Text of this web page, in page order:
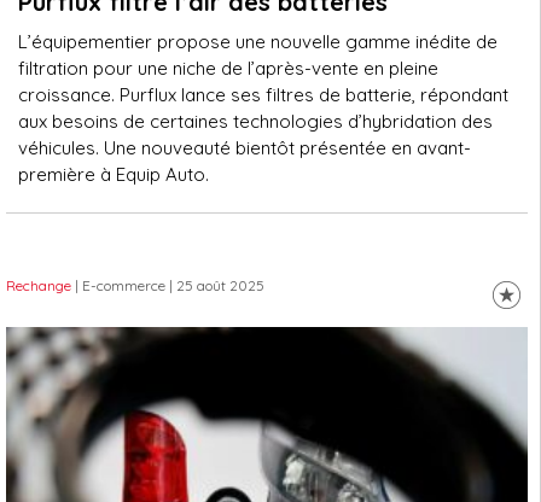
L’équipementier propose une nouvelle gamme inédite de
filtration pour une niche de l’après-vente en pleine
croissance. Purflux lance ses filtres de batterie, répondant
aux besoins de certaines technologies d’hybridation des
véhicules. Une nouveauté bientôt présentée en avant-
première à Equip Auto.
Rechange | E-commerce | 25 août 2025